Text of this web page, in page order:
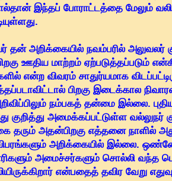
இந்தப் போராட்டத்தை மேலும்
தன் அறிக்கையில் நவம்பரில் அலுவலர்
ஊதிய மாற்றம் ஏற்படுத்தப்படும்
என்ற விவரம் சாதுர்யமாக
பிறகு இடைக்கால
நம்பகத் தன்மை இல்லை.
குறித்து அமைக்கப்பட்டுள்ள வல்லுநர்
தரும் அதன்பிறகு எத்தனை நாளில் அது
அறிக்கையில் இல்லை.
அமைச்சர்களும் சொல்லி வந்த
என்பதைத் தவிர வேறு